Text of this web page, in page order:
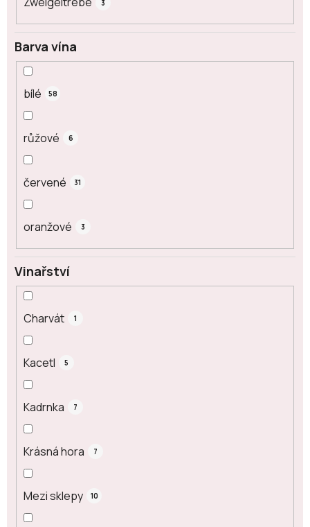
3
Barva vína
bílé 58
růžové 6
červené 31
oranžové 3
Vinařství
Charvát 1
Kacetl 5
Kadrnka 7
Krásná hora 7
Mezi sklepy 10